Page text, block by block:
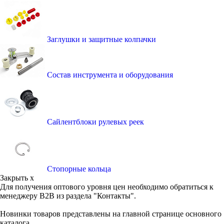
Заглушки и защитные колпачки
Состав инструмента и оборудования
Сайлентблоки рулевых реек
Стопорные кольца
Закрыть x
Для получения оптового уровня цен необходимо обратиться к
менеджеру B2B из раздела "Контакты".
Новинки товаров представлены на главной странице основного